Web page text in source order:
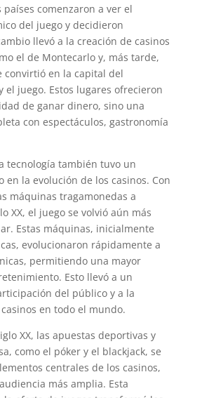
comenzaron a ver el
del juego y decidieron
llevó a la creación de casinos
el de Montecarlo y, más tarde,
convirtió en la capital del
juego. Estos lugares ofrecieron
de ganar dinero, sino una
con espectáculos, gastronomía
tecnología también tuvo un
en la evolución de los casinos. Con
máquinas tragamonedas a
XX, el juego se volvió aún más
Estas máquinas, inicialmente
evolucionaron rápidamente a
permitiendo una mayor
Esto llevó a un
del público y a la
en todo el mundo.
XX, las apuestas deportivas y
como el póker y el blackjack, se
centrales de los casinos,
más amplia. Esta